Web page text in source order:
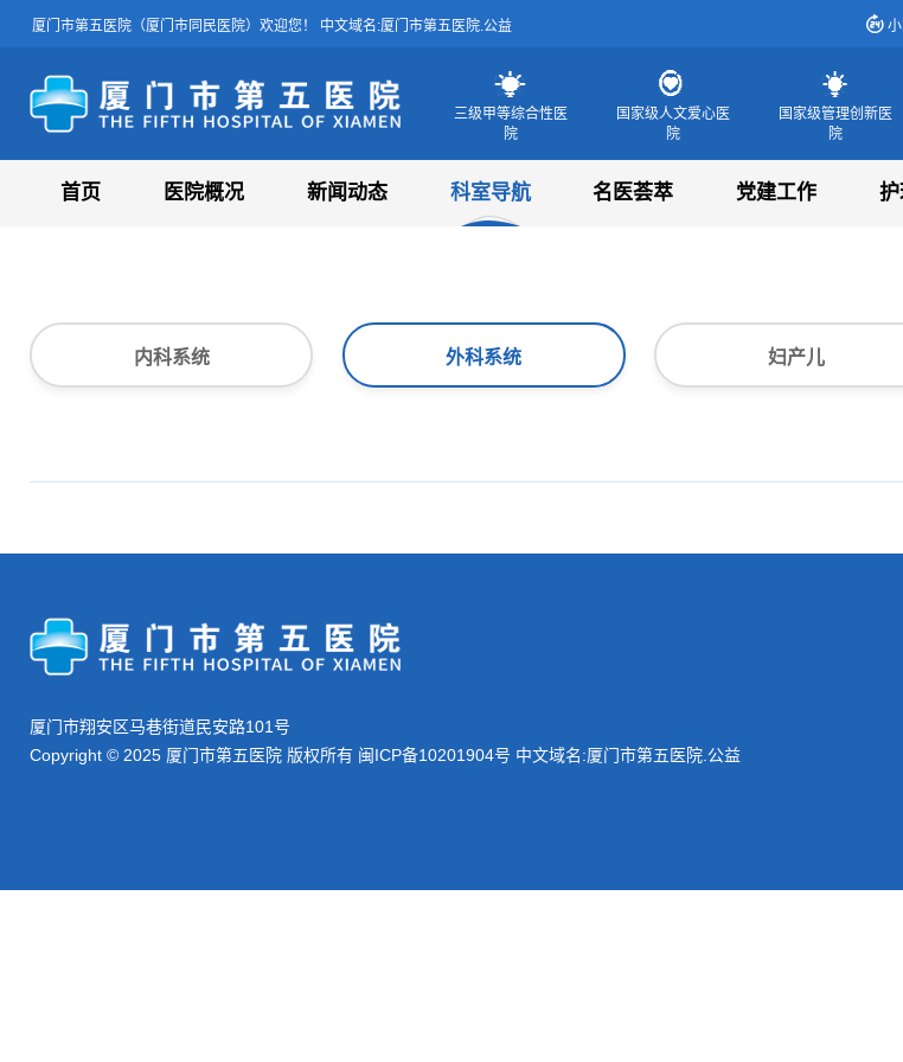
厦门市第五医院（厦门市同民医院）欢迎您！ 中文域名:厦门市第五医院.公益
三级甲等综合性医
院
国家级人文爱心医
院
国家级管理创新医
院
首页 医院概况 新闻动态 科室导航 名医荟萃 党建工作
内科系统 外科系统 妇产儿
厦门市翔安区马巷街道民安路101号
Copyright © 2025 厦门市第五医院 版权所有 闽ICP备10201904号 中文域名:厦门市第五医院.公益